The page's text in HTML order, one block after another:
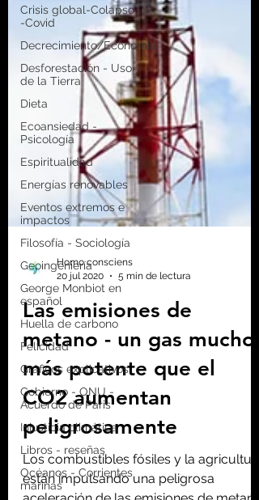
Crisis global-Colapso
-Covid
Decrecimiento/Economía
Desforestación - Uso
de la Tierra
Dieta
Ecoansiedad -
Psicología
Espiritualidad
Energías renovables
Eventos extremos e
impactos
Filosofía - Sociología
Geoingeniería
George Monbiot en
español
Huella de carbono
Felicidad
Gráficos explicativos
Gobierno - ONU -
Acuerdo de Paris
Injusticia climática
Libros - reseñas
Océanos - Corrientes
marinas
Homo consciens
20 jul 2020
5 min de lectura
Las emisiones de
metano - un gas mucho
más potente que el